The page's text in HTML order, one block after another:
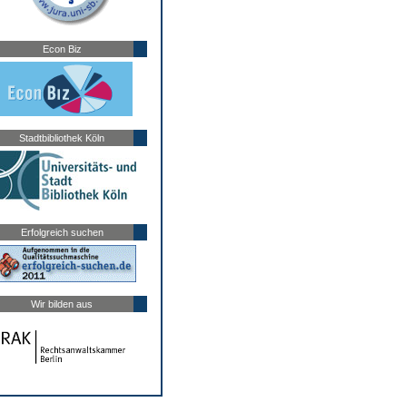
Econ Biz
Stadtbibliothek Köln
Erfolgreich suchen
Wir bilden aus